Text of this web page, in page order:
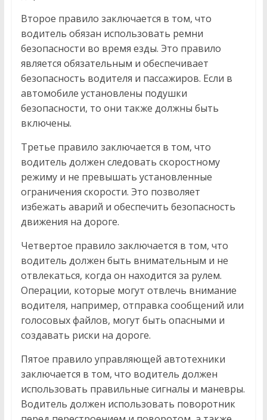
Второе правило заключается в том, что
водитель обязан использовать ремни
безопасности во время езды. Это правило
является обязательным и обеспечивает
безопасность водителя и пассажиров. Если в
автомобиле установлены подушки
безопасности, то они также должны быть
включены.
Третье правило заключается в том, что
водитель должен следовать скоростному
режиму и не превышать установленные
ограничения скорости. Это позволяет
избежать аварий и обеспечить безопасность
движения на дороге.
Четвертое правило заключается в том, что
водитель должен быть внимательным и не
отвлекаться, когда он находится за рулем.
Операции, которые могут отвлечь внимание
водителя, например, отправка сообщений или
голосовых файлов, могут быть опасными и
создавать риски на дороге.
Пятое правило управляющей автотехники
заключается в том, что водитель должен
использовать правильные сигналы и маневры.
Водитель должен использовать поворотник